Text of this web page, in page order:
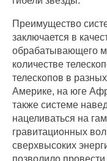
Преимущество
заключается в
обрабатывающего
количестве
телескопов в
Америке, на юге
также системе
нацеливаться на
гравитационных
сверхвысоких
позволило